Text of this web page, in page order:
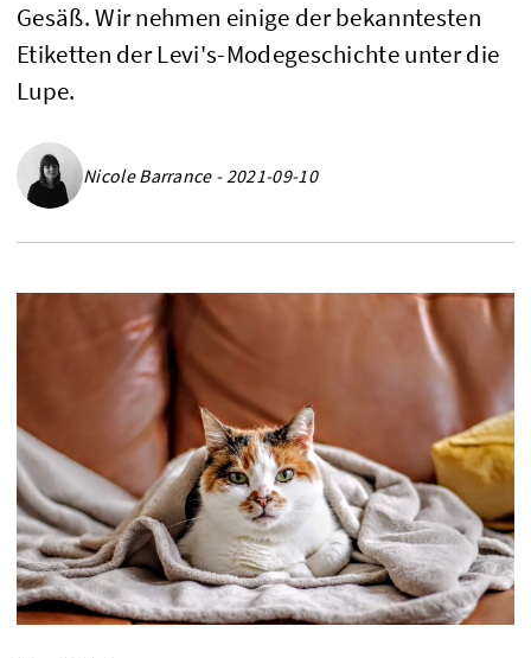
Gesäß. Wir nehmen einige der bekanntesten
Etiketten der Levi's-Modegeschichte unter die
Lupe.
Nicole Barrance - 2021-09-10